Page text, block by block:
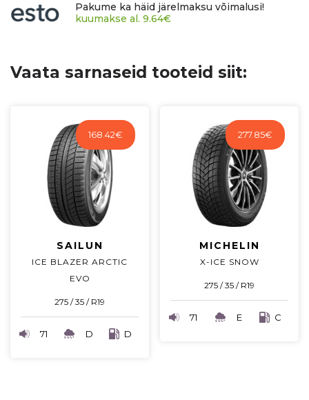
Pakume ka häid järelmaksu võimalusi!
kuumakse al. 9.64€
Vaata sarnaseid tooteid siit:
168.42€
SAILUN
ICE BLAZER ARCTIC
EVO
275 / 35 / R19
71 D D
277.85€
MICHELIN
X-ICE SNOW
275 / 35 / R19
71 E C